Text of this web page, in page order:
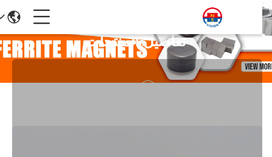
تفاصيل المنتجات